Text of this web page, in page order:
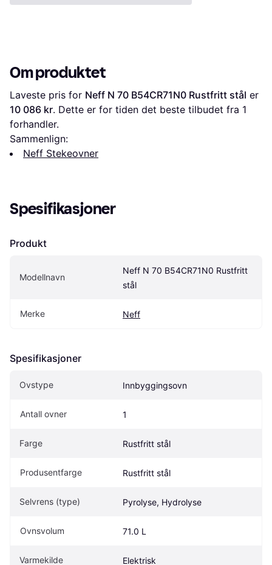
Om produktet
Laveste pris for Neff N 70 B54CR71N0 Rustfritt stål
10 086 kr. Dette er for tiden det beste tilbudet fra 1
forhandler.
Sammenlign:
Neff Stekeovner
Spesifikasjoner
Produkt
Modellnavn
Neff N 70 B54CR71N0 Rustfritt
stål
Merke Neff
Spesifikasjoner
Ovstype Innbyggingsovn
Antall ovner 1
Farge Rustfritt stål
Produsentfarge Rustfritt stål
Selvrens (type) Pyrolyse, Hydrolyse
Ovnsvolum 71.0 L
Varmekilde Elektrisk